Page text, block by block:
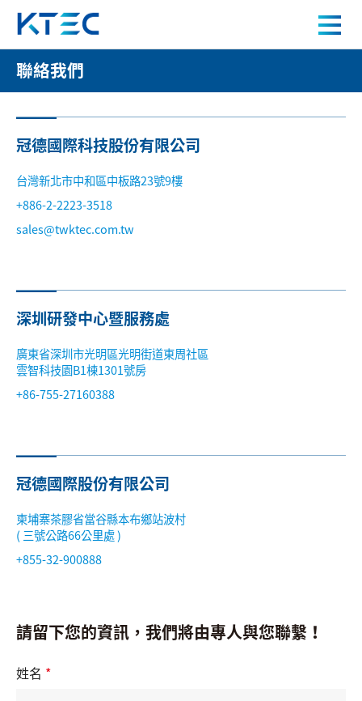
聯絡我們
新聞中心
聯絡我們
冠德國際科技股份有限公司
台灣新北市中和區中板路23號9樓
+886-2-2223-3518
sales@twktec.com.tw
深圳研發中心暨服務處
廣東省深圳市光明區光明街道東周社區
雲智科技園B1棟1301號房
+86-755-27160388
冠德國際股份有限公司
柬埔寨茶膠省當谷縣本布鄉站波村
( 三號公路66公里處 )
+855-32-900888
請留下您的資訊，我們將由專人與您聯繫！
姓名 *